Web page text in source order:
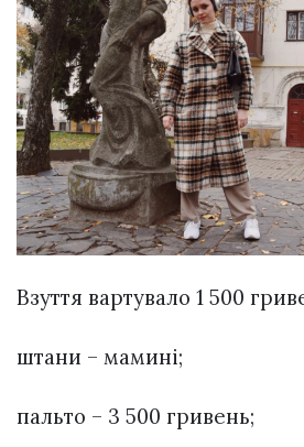
Взуття вартувало 1 500
штани – мамині;
пальто – 3 500 гривень;